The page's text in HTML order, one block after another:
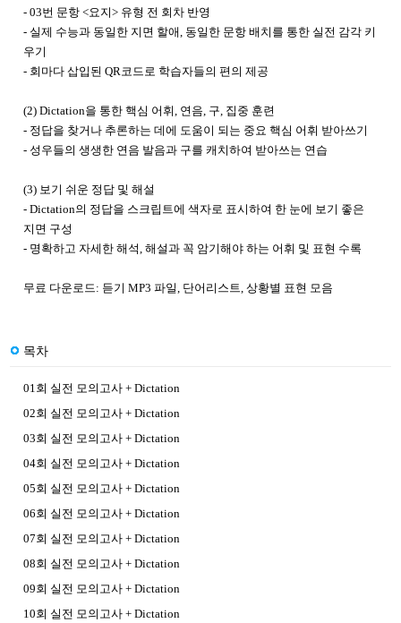
- 03번 문항 <요지> 유형 전 회차 반영
- 실제 수능과 동일한 지면 할애, 동일한 문항 배치를 통한 실전 감각 키
우기
- 회마다 삽입된 QR코드로 학습자들의 편의 제공
(2) Dictation을 통한 핵심 어휘, 연음, 구, 집중 훈련
- 정답을 찾거나 추론하는 데에 도움이 되는 중요 핵심 어휘 받아쓰기
- 성우들의 생생한 연음 발음과 구를 캐치하여 받아쓰는 연습
(3) 보기 쉬운 정답 및 해설
- Dictation의 정답을 스크립트에 색자로 표시하여 한 눈에 보기 좋은
지면 구성
- 명확하고 자세한 해석, 해설과 꼭 암기해야 하는 어휘 및 표현 수록
무료 다운로드: 듣기 MP3 파일, 단어리스트, 상황별 표현 모음
목차
01회 실전 모의고사 + Dictation
02회 실전 모의고사 + Dictation
03회 실전 모의고사 + Dictation
04회 실전 모의고사 + Dictation
05회 실전 모의고사 + Dictation
06회 실전 모의고사 + Dictation
07회 실전 모의고사 + Dictation
08회 실전 모의고사 + Dictation
09회 실전 모의고사 + Dictation
10회 실전 모의고사 + Dictation